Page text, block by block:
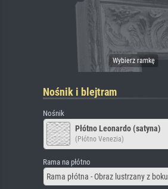
Nośnik i blejtram
Nośnik
Płótno Leonardo (satyna)
(Płótno Venezia)
Rama na płótno
Rama płótna - Obraz lustrzany z boku